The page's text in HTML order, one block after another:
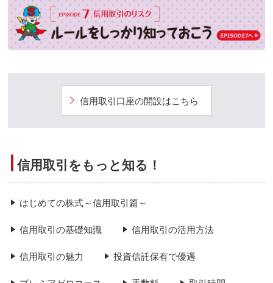
信用取引口座の開設はこちら
信用取引をもっと知る！
はじめての株式～信用取引篇～
信用取引の基礎知識 信用取引の活用方法
信用取引の魅力 投資信託保有で優遇